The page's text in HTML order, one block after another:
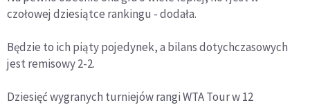
czołowej dziesiątce rankingu - dodała.
Będzie to ich piąty pojedynek, a bilans dotychczasowych
jest remisowy 2-2.
Dziesięć wygranych turniejów rangi WTA Tour w 12